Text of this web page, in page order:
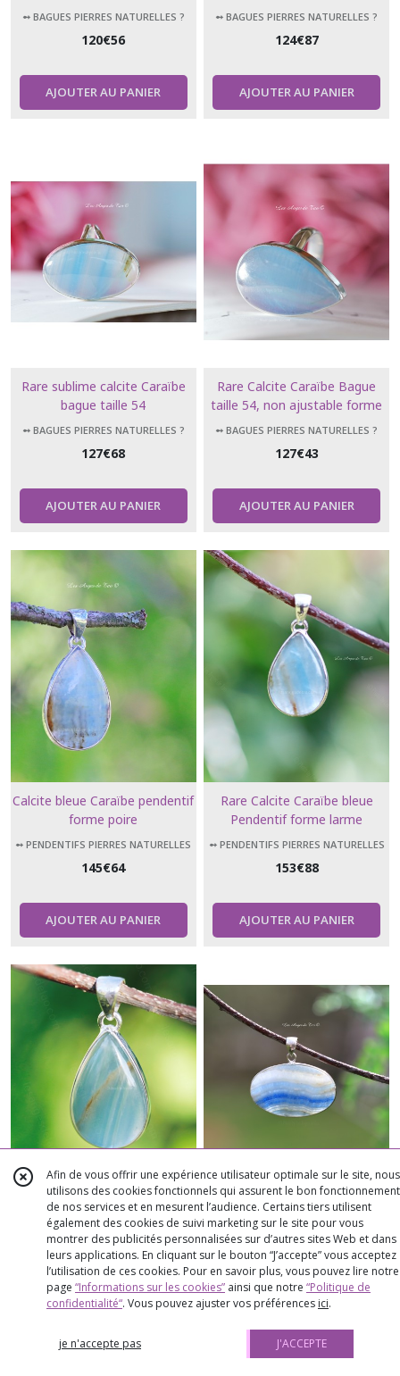
➻ BAGUES PIERRES NATURELLES ?
120€56
AJOUTER AU PANIER
➻ BAGUES PIERRES NATURELLES ?
124€87
AJOUTER AU PANIER
Rare sublime calcite Caraïbe
bague taille 54
➻ BAGUES PIERRES NATURELLES ?
127€68
AJOUTER AU PANIER
Rare Calcite Caraïbe Bague
taille 54, non ajustable forme
larme
➻ BAGUES PIERRES NATURELLES ?
127€43
AJOUTER AU PANIER
Calcite bleue Caraïbe pendentif
forme poire
➻ PENDENTIFS PIERRES NATURELLES
145€64
AJOUTER AU PANIER
Rare Calcite Caraïbe bleue
Pendentif forme larme
➻ PENDENTIFS PIERRES NATURELLES
153€88
AJOUTER AU PANIER
Rare sublime Calcite Caraïbe
bleue pendentif 925
➻ PENDENTIFS PIERRES NATURELLES
153€92
Rare pendentif Scheelite ovale
➻ PENDENTIFS PIERRES NATURELLES
136€ 79
AJOUTER AU PANIER
Afin de vous offrir une expérience utilisateur optimale sur le site, nous
utilisons des cookies fonctionnels qui assurent le bon fonctionnement
de nos services et en mesurent l’audience. Certains tiers utilisent
également des cookies de suivi marketing sur le site pour vous
montrer des publicités personnalisées sur d’autres sites Web et dans
leurs applications. En cliquant sur le bouton “J’accepte” vous acceptez
l’utilisation de ces cookies. Pour en savoir plus, vous pouvez lire notre
page “Informations sur les cookies” ainsi que notre “Politique de
confidentialité“. Vous pouvez ajuster vos préférences ici.
je n'accepte pas J'ACCEPTE